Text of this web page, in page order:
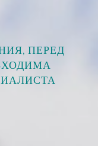
ПЕРЕД